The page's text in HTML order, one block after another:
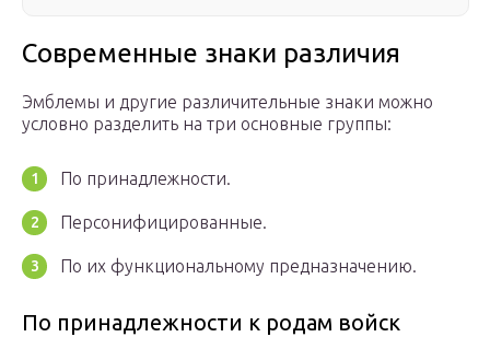
Современные знаки различия
Эмблемы и другие различительные знаки можно
условно разделить на три основные группы:
По принадлежности.
Персонифицированные.
По их функциональному предназначению.
По принадлежности к родам войск